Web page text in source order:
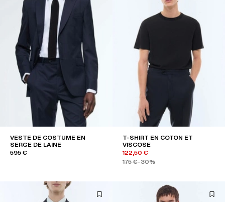
VESTE DE COSTUME EN
SERGE DE LAINE
595 €
T-SHIRT EN COTON ET
VISCOSE
122,50 €
175 €-30%